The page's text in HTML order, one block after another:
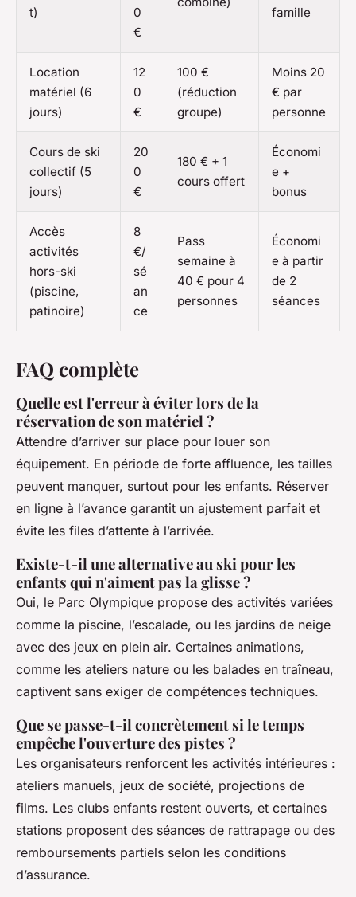
t)
0
€
famille
Location
matériel (6
jours)
12
0
€
100 €
(réduction
groupe)
Moins 20
€ par
personne
Cours de ski
collectif (5
jours)
20
0
€
180 € + 1
cours offert
Économi
e +
bonus
Accès
activités
hors-ski
(piscine,
patinoire)
8
€/
sé
an
ce
Pass
semaine à
40 € pour 4
personnes
Économi
e à partir
de 2
séances
FAQ complète
Quelle est l'erreur à éviter lors de la
réservation de son matériel ?
Attendre d’arriver sur place pour louer son
équipement. En période de forte affluence, les tailles
peuvent manquer, surtout pour les enfants. Réserver
en ligne à l’avance garantit un ajustement parfait et
évite les files d’attente à l’arrivée.
Existe-t-il une alternative au ski pour les
enfants qui n'aiment pas la glisse ?
Oui, le Parc Olympique propose des activités variées
comme la piscine, l’escalade, ou les jardins de neige
avec des jeux en plein air. Certaines animations,
comme les ateliers nature ou les balades en traîneau,
captivent sans exiger de compétences techniques.
Que se passe-t-il concrètement si le temps
empêche l'ouverture des pistes ?
Les organisateurs renforcent les activités intérieures :
ateliers manuels, jeux de société, projections de
films. Les clubs enfants restent ouverts, et certaines
stations proposent des séances de rattrapage ou des
remboursements partiels selon les conditions
d’assurance.